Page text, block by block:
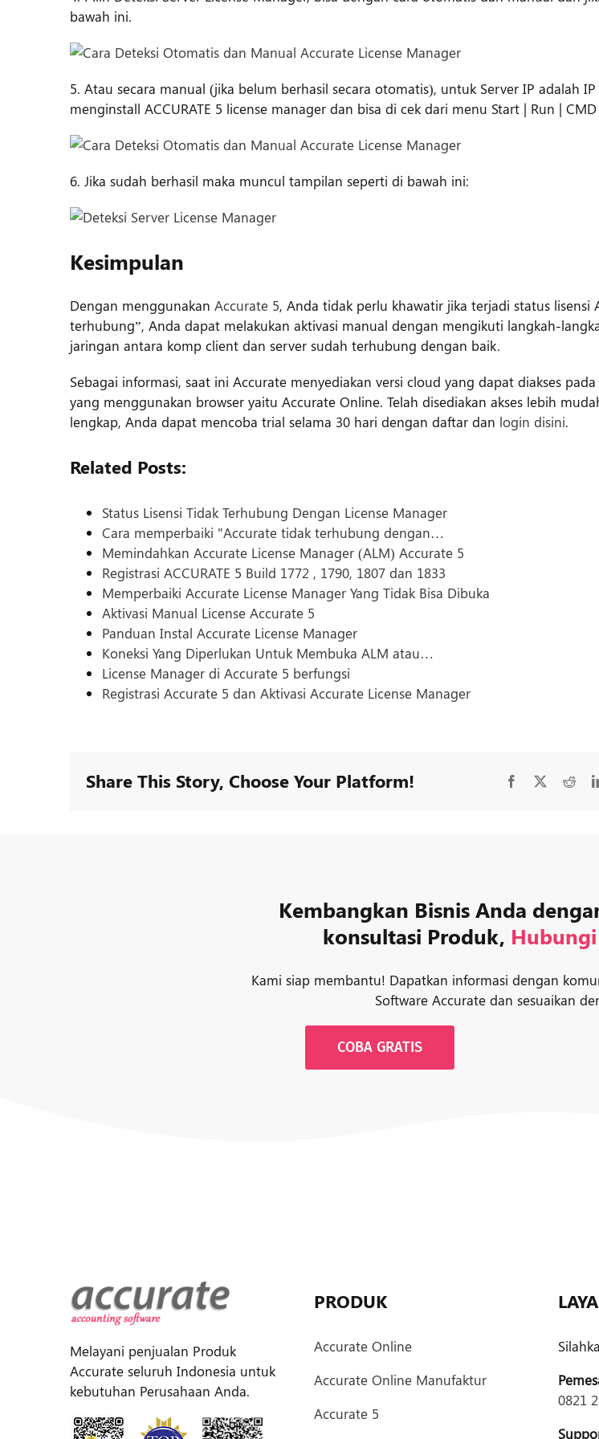
bawah ini.
5. Atau secara manual (jika belum berhasil secara otomatis), untuk Server IP adalah
menginstall ACCURATE 5 license manager dan bisa di cek dari menu Start | Run | CMD
6. Jika sudah berhasil maka muncul tampilan seperti di bawah ini:
Kesimpulan
Dengan menggunakan Accurate 5, Anda tidak perlu khawatir jika terjadi status lisensi
terhubung”, Anda dapat melakukan aktivasi manual dengan mengikuti langkah-
jaringan antara komp client dan server sudah terhubung dengan baik.
Sebagai informasi, saat ini Accurate menyediakan versi cloud yang dapat diakses
yang menggunakan browser yaitu Accurate Online. Telah disediakan akses lebih
lengkap, Anda dapat mencoba trial selama 30 hari dengan daftar dan login disini.
Related Posts:
Status Lisensi Tidak Terhubung Dengan License Manager
Cara memperbaiki "Accurate tidak terhubung dengan…
Memindahkan Accurate License Manager (ALM) Accurate 5
Registrasi ACCURATE 5 Build 1772 , 1790, 1807 dan 1833
Memperbaiki Accurate License Manager Yang Tidak Bisa Dibuka
Aktivasi Manual License Accurate 5
Panduan Instal Accurate License Manager
Koneksi Yang Diperlukan Untuk Membuka ALM atau…
License Manager di Accurate 5 berfungsi
Registrasi Accurate 5 dan Aktivasi Accurate License Manager
Share This Story, Choose Your Platform! Facebook
X
Kembangkan Bisnis Anda
konsultasi Produk,
Kami siap membantu! Dapatkan informasi dengan
Software Accurate dan sesuaikan
COBA GRATIS
Melayani penjualan Produk
Accurate seluruh Indonesia untuk
kebutuhan Perusahaan Anda.
PRODUK
Accurate Online
Accurate Online Manufaktur
Accurate 5
0821